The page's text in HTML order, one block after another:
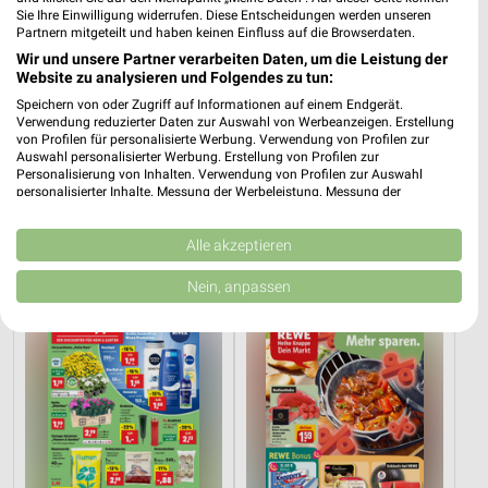
32,9 km 3,5 km
Gültig bis Mi. 12.08.
REWE
Sie Ihre Einwilligung widerrufen. Diese Entscheidungen werden unseren
Partnern mitgeteilt und haben keinen Einfluss auf die Browserdaten.
Wir und unsere Partner verarbeiten Daten, um die Leistung der
Website zu analysieren und Folgendes zu tun:
Speichern von oder Zugriff auf Informationen auf einem Endgerät.
Verwendung reduzierter Daten zur Auswahl von Werbeanzeigen. Erstellung
von Profilen für personalisierte Werbung. Verwendung von Profilen zur
Auswahl personalisierter Werbung. Erstellung von Profilen zur
Personalisierung von Inhalten. Verwendung von Profilen zur Auswahl
personalisierter Inhalte. Messung der Werbeleistung. Messung der
Kombinationen von Daten aus verschiedenen Quellen. Entwicklung und
Verbesserung der Angebote. Verwendung reduzierter Daten zur Auswahl
von Inhalten.
Daten können außerhalb der Europäischen Union weitergegeben und in die
USA gesendet werden.
Website/App.
Partnerliste anzeigen (1 IAB-Anbieter)
Wir nutzen Ihre Daten für folgende Zwecke:
IAB-Verarbeitungszwecke:
Speichern von oder Zugriff auf Informationen
auf einem Endgerät
Alle akzeptieren
Nein, anpassen